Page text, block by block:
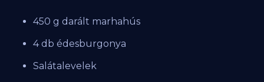
450 g darált marhahús
4 db édesburgonya
Salátalevelek